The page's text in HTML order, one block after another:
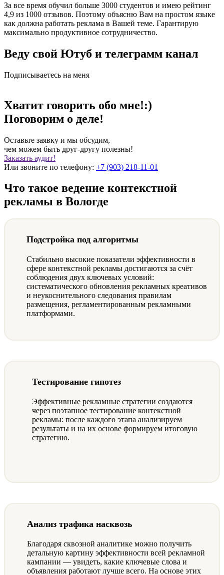
За все время обучил больше 3000 студентов и имею рейтинг
4,9 из 1000 отзывов. Поэтому объясню Вам на простом языке
как должна работать реклама в Вашей теме. Гарантирую
максимально продуктивное сотрудничество.
Веду свой Ютуб и телеграмм канал
Подписываетесь на меня
Хватит говорить обо мне!:)
Поговорим о деле!
Оставьте заявку и мы обсудим,
чем можем быть друг-другу полезны!
Заказать аудит!
Или звоните по телефону: +7 (903) 218-11-01
Что такое ведение контекстной
рекламы в Вологде
Подстройка под алгоритмы
Стабильно высокие показатели эффективности в
сфере контекстной рекламы достигаются за счёт
соблюдения двух ключевых условий:
систематического обновления рекламных креативов
и неукоснительного следования правилам
размещения, регламентированным рекламными
платформами.
Тестирование гипотез
Эффективные рекламные стратегии создаются
через поэтапное тестирование контекстной
рекламы: после каждого этапа анализируем
результаты и на их основе формируем итоговую
стратегию.
Анализ трафика насквозь
Благодаря сквозной аналитике можно получить
детальную картину эффективности всей рекламной
кампании — увидеть, какие ключевые слова и
объявления работают лучше всего. На основе этих